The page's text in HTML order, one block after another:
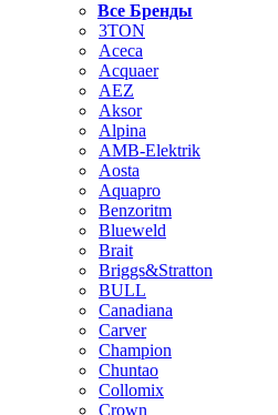
Все Бренды
3TON
Aceca
Acquaer
AEZ
Aksor
Alpina
AMB-Elektrik
Aosta
Aquapro
Benzoritm
Blueweld
Brait
Briggs&Stratton
BULL
Canadiana
Carver
Champion
Chuntao
Collomix
Crown